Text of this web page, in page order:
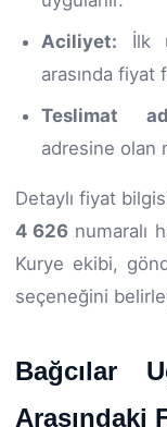
Aciliyet: İlk
arasında fiyat
Teslimat
adresine olan
Detaylı fiyat
4 626 numaralı
Kurye ekibi,
seçeneğini
Bağcılar
Arasındaki